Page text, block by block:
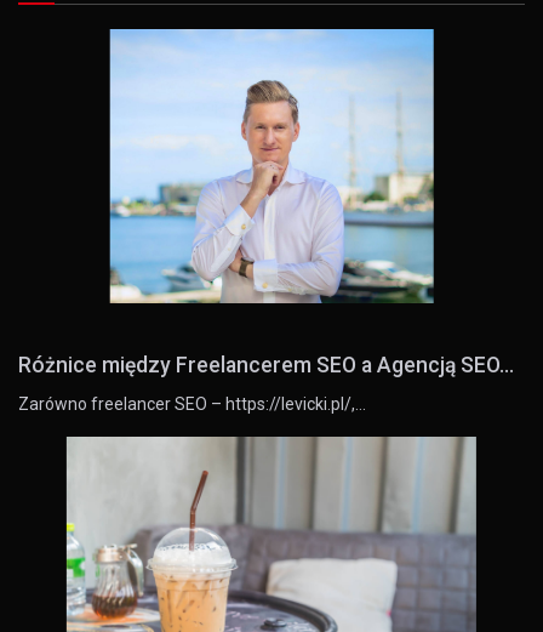
Różnice między Freelancerem SEO a Agencją SEO...
Zarówno freelancer SEO – https://levicki.pl/,…